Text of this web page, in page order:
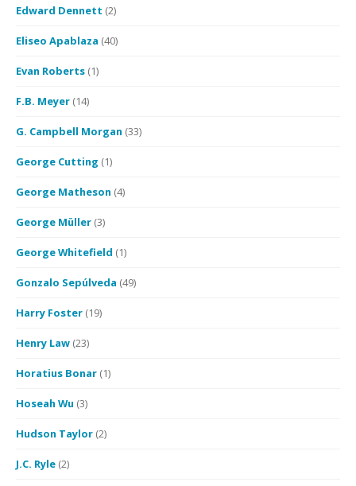
Edward Dennett (2)
Eliseo Apablaza (40)
Evan Roberts (1)
F.B. Meyer (14)
G. Campbell Morgan (33)
George Cutting (1)
George Matheson (4)
George Müller (3)
George Whitefield (1)
Gonzalo Sepúlveda (49)
Harry Foster (19)
Henry Law (23)
Horatius Bonar (1)
Hoseah Wu (3)
Hudson Taylor (2)
J.C. Ryle (2)